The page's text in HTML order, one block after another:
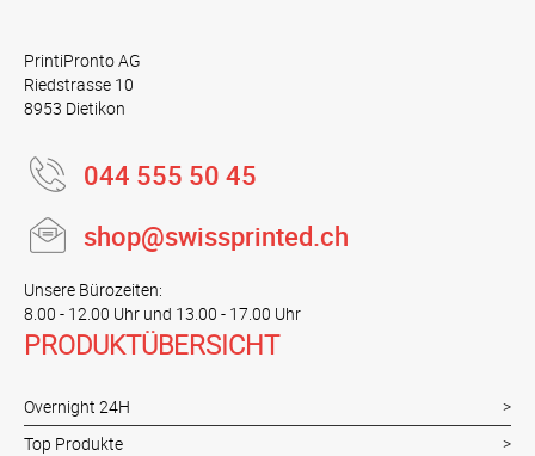
PrintiPronto AG
Riedstrasse 10
8953 Dietikon
044 555 50 45
shop@swissprinted.ch
Unsere Bürozeiten:
8.00 - 12.00 Uhr und 13.00 - 17.00 Uhr
PRODUKTÜBERSICHT
Overnight 24H
Top Produkte